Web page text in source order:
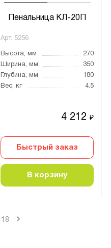
Пенальница КЛ-20П
Арт. 5256
Высота, мм
270
Ширина, мм
350
Глубина, мм
180
Вес, кг
4.5
4 212₽
Быстрый заказ
В корзину
18 ›